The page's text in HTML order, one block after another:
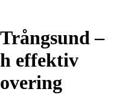
–
effektiv